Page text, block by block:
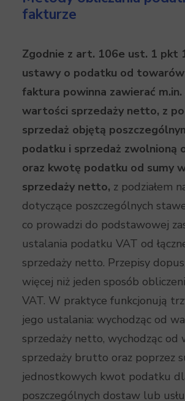
fakturze
Zgodnie z art. 106e ust. 1 pkt
ustawy o podatku od towarów
faktura powinna zawierać m.in.
wartości sprzedaży netto, z
sprzedaż objętą
podatku i sprzedaż zwolnioną
oraz kwotę podatku od sumy
sprzedaży netto, z podziałem
dotyczące poszczególnych
co prowadzi do podstawowej
ustalania podatku VAT od
sprzedaży netto. Przepisy
więcej niż jeden sposób
VAT. W praktyce funkcjonują
jego ustalania: wychodząc od
sprzedaży netto, wychodząc od
sprzedaży brutto oraz poprzez
jednostkowych kwot podatku
poszczególnych dostaw lub